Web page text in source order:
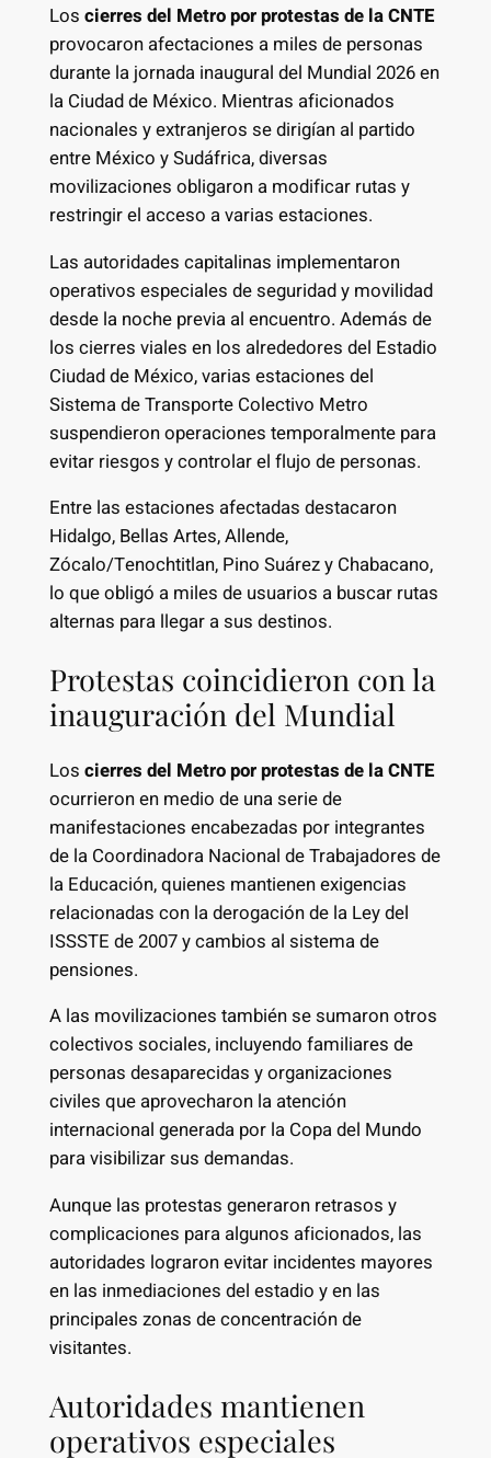
Los cierres del Metro por protestas de la CNTE
provocaron afectaciones a miles de personas
durante la jornada inaugural del Mundial 2026 en
la Ciudad de México. Mientras aficionados
nacionales y extranjeros se dirigían al partido
entre México y Sudáfrica, diversas
movilizaciones obligaron a modificar rutas y
restringir el acceso a varias estaciones.
Las autoridades capitalinas implementaron
operativos especiales de seguridad y movilidad
desde la noche previa al encuentro. Además de
los cierres viales en los alrededores del Estadio
Ciudad de México, varias estaciones del
Sistema de Transporte Colectivo Metro
suspendieron operaciones temporalmente para
evitar riesgos y controlar el flujo de personas.
Entre las estaciones afectadas destacaron
Hidalgo, Bellas Artes, Allende,
Zócalo/Tenochtitlan, Pino Suárez y Chabacano,
lo que obligó a miles de usuarios a buscar rutas
alternas para llegar a sus destinos.
Protestas coincidieron con la
inauguración del Mundial
Los cierres del Metro por protestas de la CNTE
ocurrieron en medio de una serie de
manifestaciones encabezadas por integrantes
de la Coordinadora Nacional de Trabajadores de
la Educación, quienes mantienen exigencias
relacionadas con la derogación de la Ley del
ISSSTE de 2007 y cambios al sistema de
pensiones.
A las movilizaciones también se sumaron otros
colectivos sociales, incluyendo familiares de
personas desaparecidas y organizaciones
civiles que aprovecharon la atención
internacional generada por la Copa del Mundo
para visibilizar sus demandas.
Aunque las protestas generaron retrasos y
complicaciones para algunos aficionados, las
autoridades lograron evitar incidentes mayores
en las inmediaciones del estadio y en las
principales zonas de concentración de
visitantes.
Autoridades mantienen
operativos especiales